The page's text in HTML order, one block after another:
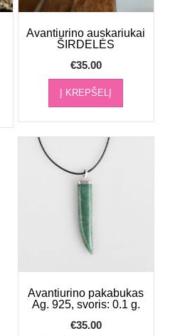
Avantiurino auskariukai
ŠIRDELĖS
€35.00
Į KREPŠELĮ
Avantiurino pakabukas
Ag. 925, svoris: 0.1 g.
€35.00